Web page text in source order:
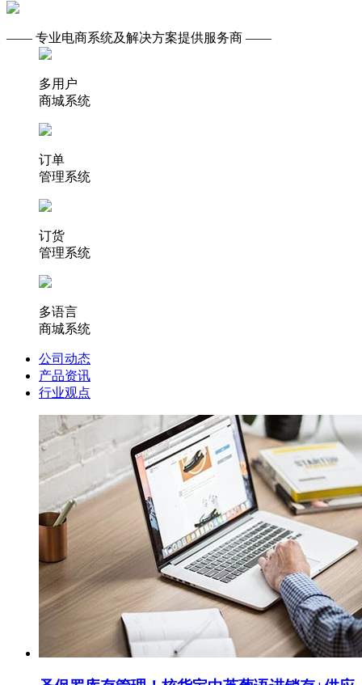
—— 专业电商系统及解决方案提供服务商 ——
多用户
商城系统
订单
管理系统
订货
管理系统
多语言
商城系统
公司动态
产品资讯
行业观点